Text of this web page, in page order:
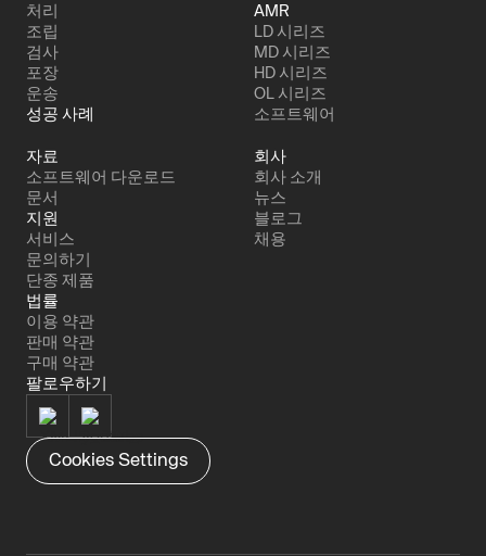
처리
조립
검사
포장
운송
성공 사례
AMR
LD 시리즈
MD 시리즈
HD 시리즈
OL 시리즈
소프트웨어
자료
소프트웨어 다운로드
문서
지원
서비스
문의하기
단종 제품
법률
이용 약관
판매 약관
구매 약관
회사
회사 소개
뉴스
블로그
채용
팔로우하기
Cookies Settings